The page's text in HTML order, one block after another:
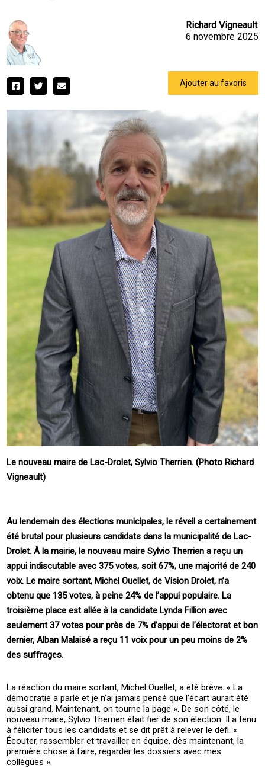
Richard Vigneault
6 novembre 2025
Ajouter au favoris
Le nouveau maire de Lac-Drolet, Sylvio Therrien. (Photo Richard
Vigneault)
Au lendemain des élections municipales, le réveil a certainement
été brutal pour plusieurs candidats dans la municipalité de Lac-
Drolet. À la mairie, le nouveau maire Sylvio Therrien a reçu un
appui indiscutable avec 375 votes, soit 67%, une majorité de 240
voix. Le maire sortant, Michel Ouellet, de Vision Drolet, n’a
obtenu que 135 votes, à peine 24% de l’appui populaire. La
troisième place est allée à la candidate Lynda Fillion avec
seulement 37 votes pour près de 7% d’appui de l’électorat et bon
dernier, Alban Malaisé a reçu 11 voix pour un peu moins de 2%
des suffrages.
La réaction du maire sortant, Michel Ouellet, a été brève. « La
démocratie a parlé et je n’ai jamais pensé que l’écart aurait été
aussi grand. Maintenant, on tourne la page ». De son côté, le
nouveau maire, Sylvio Therrien était fier de son élection. Il a tenu
à féliciter tous les candidats et se dit prêt à relever le défi. «
Écouter, rassembler et travailler en équipe, dès maintenant, la
première chose à faire, regarder les dossiers avec mes
collègues ».